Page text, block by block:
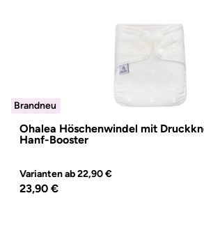
Brandneu
Brandneu
Ohalea Höschenwindel mit
Hanf-Booster
Varianten ab22,90 €
Regulärer Preis:
23,90 €